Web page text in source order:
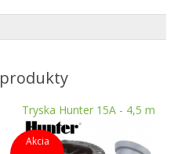
Tryska Hunter 15A - 4,5 m
Akcia